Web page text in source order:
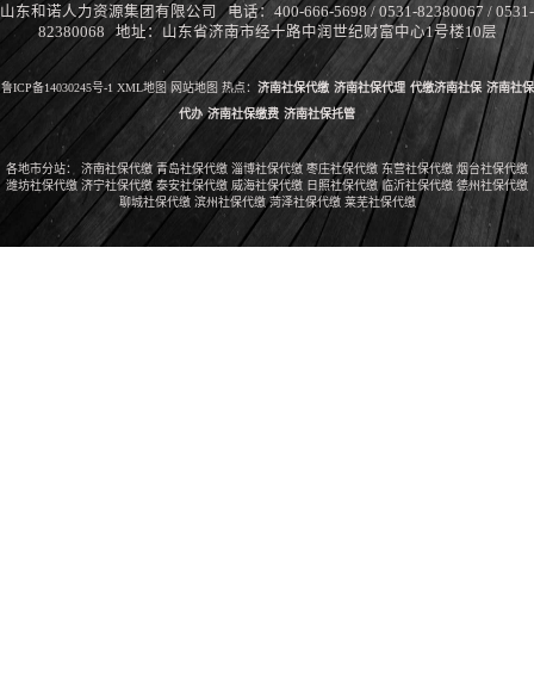
山东和诺人力资源集团有限公司 电话：400-666-5698 / 0531-82380067 / 0531-
82380068 地址：山东省济南市经十路中润世纪财富中心1号楼10层
鲁ICP备14030245号-1 XML地图 网站地图 热点： 济南社保代缴 济南社保代理 代缴济南社保 济南社保
代办 济南社保缴费 济南社保托管
各地市分站： 济南社保代缴 青岛社保代缴 淄博社保代缴 枣庄社保代缴 东营社保代缴 烟台社保代缴
潍坊社保代缴 济宁社保代缴 泰安社保代缴 威海社保代缴 日照社保代缴 临沂社保代缴 德州社保代缴
聊城社保代缴 滨州社保代缴 菏泽社保代缴 莱芜社保代缴